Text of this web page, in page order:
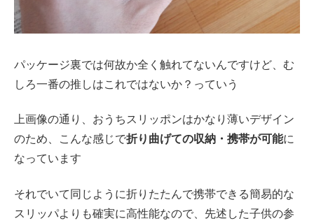
パッケージ裏では何故か全く触れてないんですけど、む
しろ一番の推しはこれではないか？っていう
上画像の通り、おうちスリッポンはかなり薄いデザイン
のため、こんな感じで折り曲げての収納・携帯が可能に
なっています
それでいて同じように折りたたんで携帯できる簡易的な
スリッパよりも確実に高性能なので、先述した子供の参